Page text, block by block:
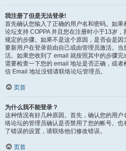
我注册了但是无法登录!
首先确认您输入了正确的用户名和密码。如
论坛支持 COPPA 并且您在注册时小于13岁
规定的步骤。如果不是这个原因，是否会是
要新用户在登录前由自己或由管理员激活。
活。如果您收到了 email 就按照其中的步骤
需要检查一下您的 email 地址是否正确，或
信 Email 地址没错请联络论坛管理员。
页首
为什么我不能登录？
这种情况有好几种原因。首先，确认您的用
络论坛的管理员确认是否禁用了您的帐号。
了错误的设置，请联络他们修改错误。
页首